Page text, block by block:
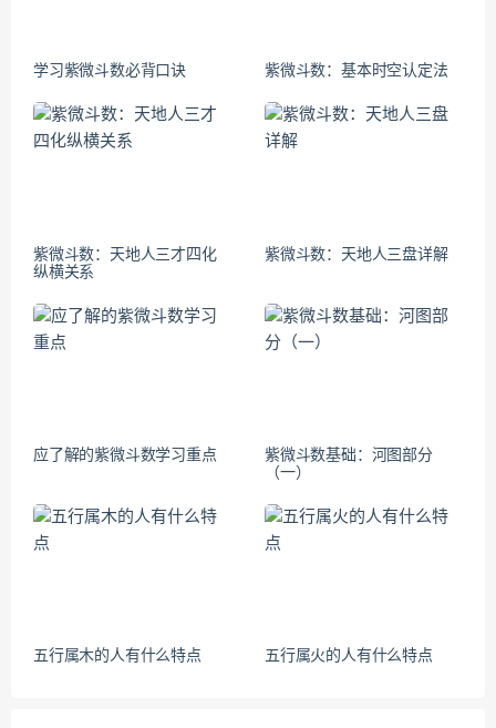
学习紫微斗数必背口诀 紫微斗数：基本时空认定法
紫微斗数：天地人三才四化
纵横关系
紫微斗数：天地人三盘详解
应了解的紫微斗数学习重点
紫微斗数基础：河图部分
（一）
五行属木的人有什么特点 五行属火的人有什么特点